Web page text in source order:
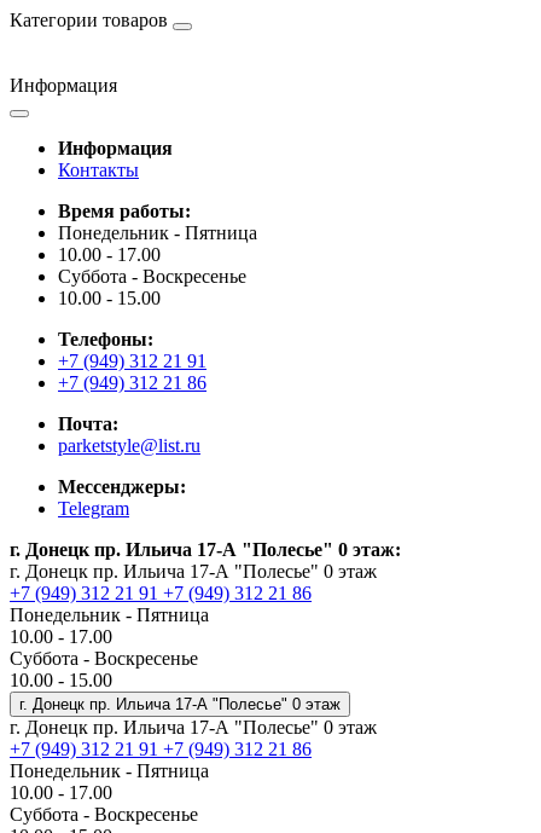
Категории товаров
Информация
Информация
Контакты
Время работы:
Понедельник - Пятница
10.00 - 17.00
Суббота - Воскресенье
10.00 - 15.00
Телефоны:
+7 (949) 312 21 91
+7 (949) 312 21 86
Почта:
parketstyle@list.ru
Мессенджеры:
Telegram
г. Донецк пр. Ильича 17-А "Полесье" 0 этаж:
г. Донецк пр. Ильича 17-А "Полесье" 0 этаж
+7 (949) 312 21 91 +7 (949) 312 21 86
Понедельник - Пятница
10.00 - 17.00
Суббота - Воскресенье
10.00 - 15.00
г. Донецк пр. Ильича 17-А "Полесье" 0 этаж
г. Донецк пр. Ильича 17-А "Полесье" 0 этаж
+7 (949) 312 21 91 +7 (949) 312 21 86
Понедельник - Пятница
10.00 - 17.00
Суббота - Воскресенье